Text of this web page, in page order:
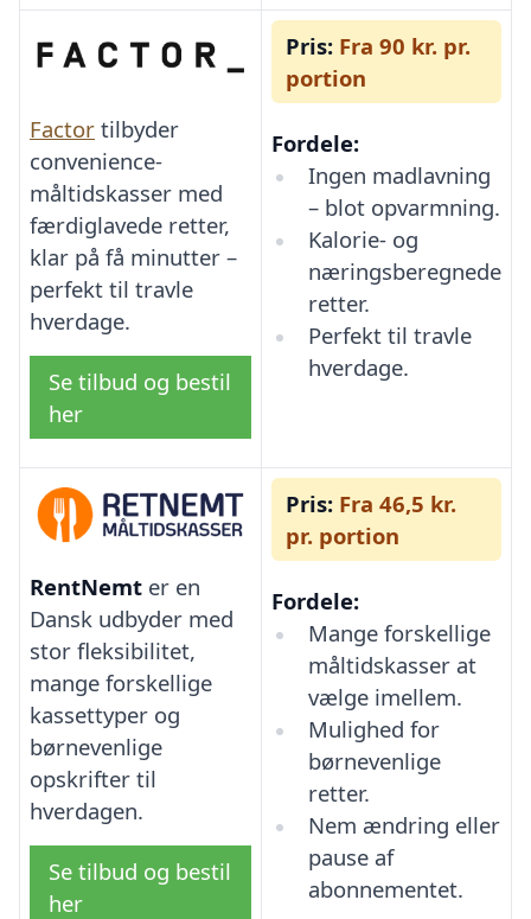
Factor tilbyder
convenience-
måltidskasser med
færdiglavede retter,
klar på få minutter –
perfekt til travle
hverdage.
Se tilbud og bestil
her
Pris: Fra 90 kr. pr.
portion
Fordele:
Ingen madlavning
– blot opvarmning.
Kalorie- og
næringsberegnede
retter.
Perfekt til travle
hverdage.
RentNemt er en
Dansk udbyder med
stor fleksibilitet,
mange forskellige
kassettyper og
børnevenlige
opskrifter til
hverdagen.
Se tilbud og bestil
her
Pris: Fra 46,5 kr.
pr. portion
Fordele:
Mange forskellige
måltidskasser at
vælge imellem.
Mulighed for
børnevenlige
retter.
Nem ændring eller
pause af
abonnementet.